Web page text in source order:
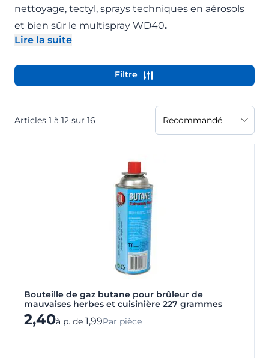
nettoyage, tectyl, sprays techniques en aérosols
et bien sûr le multispray WD40.
Lire la suite
Filtre
Articles 1 à 12 sur 16
Bouteille de gaz butane pour brûleur de
mauvaises herbes et cuisinière 227 grammes
2,40à p. de 1,99Par pièce